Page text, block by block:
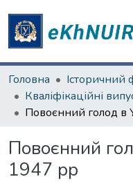
Головна
Історичний
Повоєнний
1947 рр